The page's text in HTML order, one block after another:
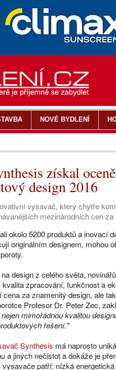
získal
design 2016
vysavač, který chytře
mezinárodních cen
okolo 5200 produktů a inovací
originálním designem, mohou
design z celého světa,
zpracování, funkčnost a
za znamenitý design, ale
Profesor Dr. Peter Zec,
mimořádnou kvalitou
řešení."
Synthesis má naprosto
a jiných nečistot a dokáže je
patří: nízká
NOVÉ BYDLENÍ